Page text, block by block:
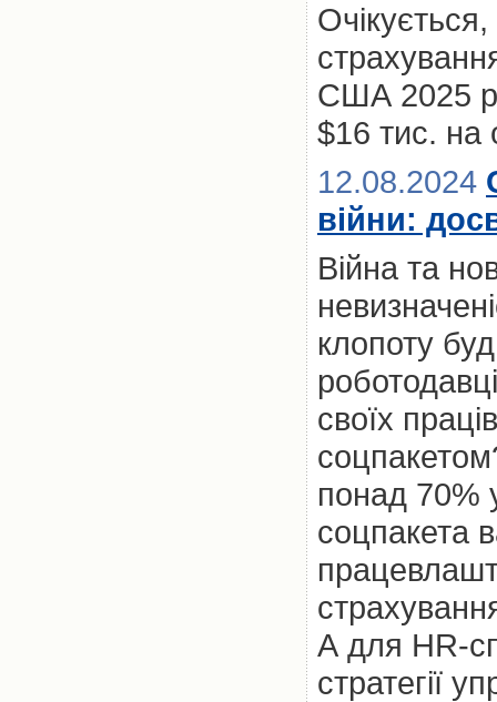
США 2025
$16 тис. на
12.08.2024
війни:
Війна та
клопоту
своїх
понад 70%
соцпакета
А для HR-
стратегії